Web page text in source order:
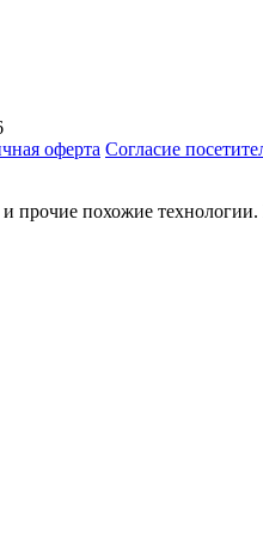
оферта Согласие
прочие похожие